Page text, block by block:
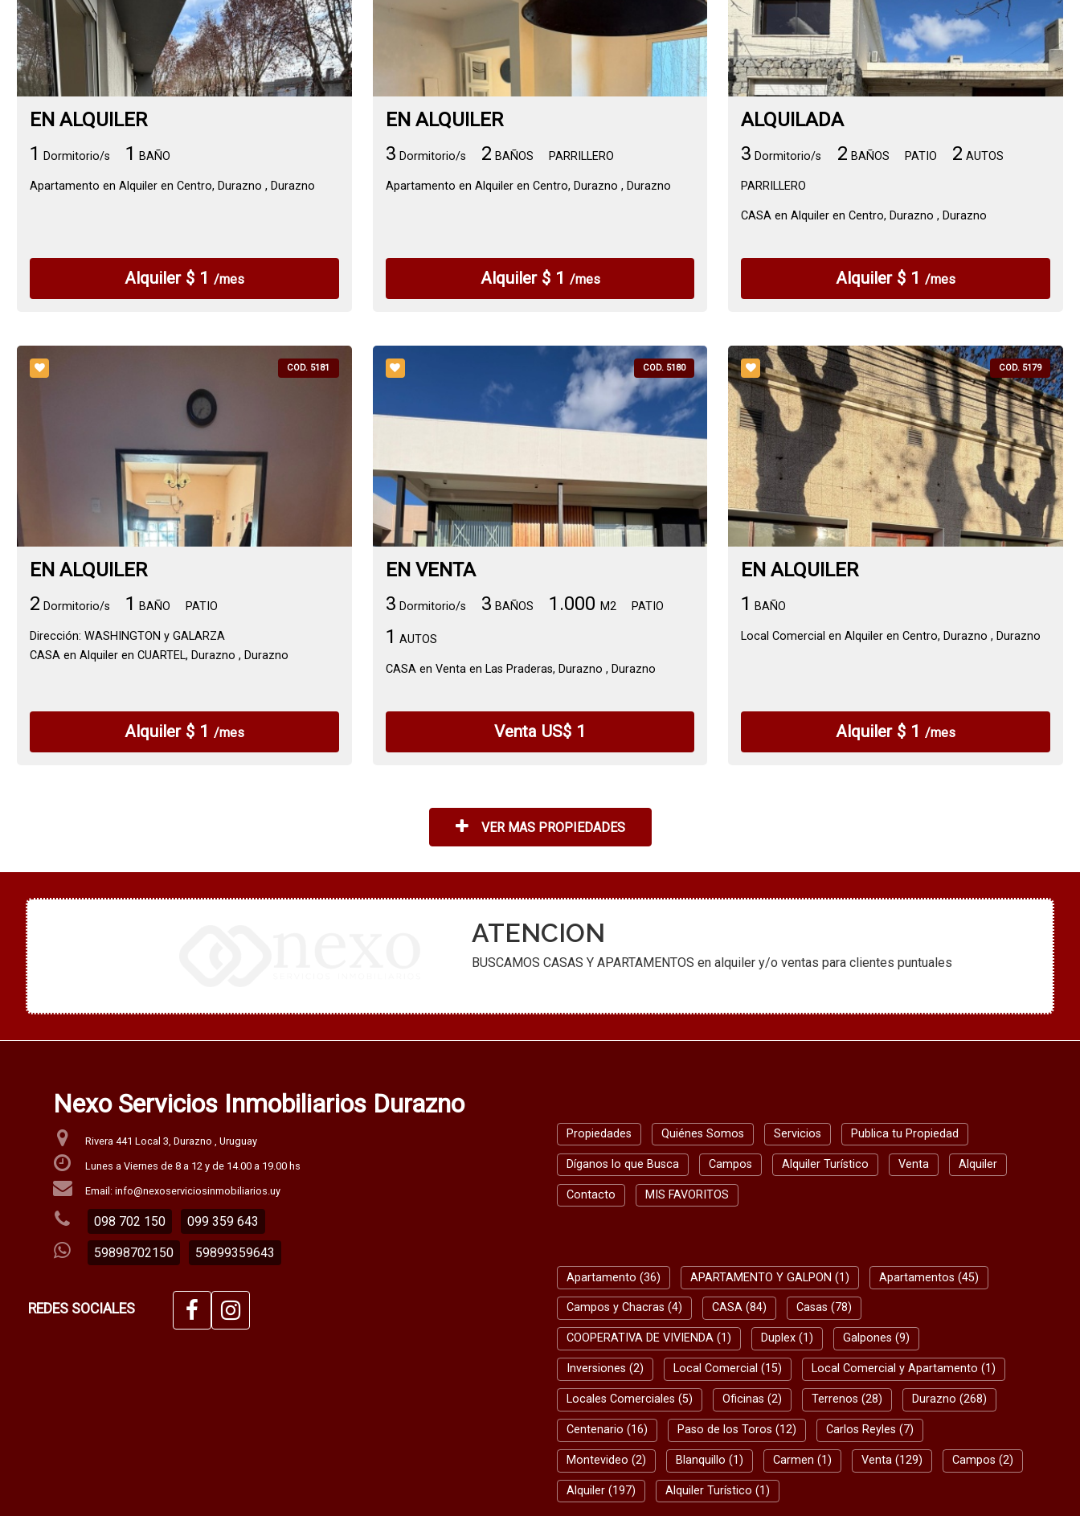
EN ALQUILER
1 Dormitorio/s 1 BAÑO
Apartamento en Alquiler en Centro, Durazno , Durazno
Alquiler $ 1 /mes
EN ALQUILER
3 Dormitorio/s 2 BAÑOS PARRILLERO
Apartamento en Alquiler en Centro, Durazno , Durazno
Alquiler $ 1 /mes
ALQUILADA
3 Dormitorio/s 2 BAÑOS PATIO 2 AUTOS
PARRILLERO
CASA en Alquiler en Centro, Durazno , Durazno
Alquiler $ 1/mes
COD. 5181
EN ALQUILER
2 Dormitorio/s 1 BAÑO PATIO
Dirección: WASHINGTON y GALARZA
CASA en Alquiler en CUARTEL, Durazno , Durazno
Alquiler $ 1 /mes
COD. 5180
EN VENTA
3 Dormitorio/s 3 BAÑOS 1.000M2 PATIO
1 AUTOS
CASA en Venta en Las Praderas, Durazno , Durazno
Venta US$ 1
COD. 5179
EN ALQUILER
1 BAÑO
Local Comercial en Alquiler en Centro, Durazno , Durazno
Alquiler $ 1 /mes
VER MAS PROPIEDADES
ATENCION
BUSCAMOS CASAS Y APARTAMENTOS en alquiler y/o ventas para clientes puntuales
Nexo Servicios Inmobiliarios Durazno
Rivera 441 Local 3, Durazno , Uruguay
Lunes a Viernes de 8 a 12 y de 14.00 a 19.00 hs
Email: info@nexoserviciosinmobiliarios.uy
098 702 150 099 359 643
59898702150 59899359643
REDES SOCIALES
Propiedades Quiénes Somos Servicios Publica tu Propiedad
Díganos lo que Busca Campos Alquiler Turístico Venta Alquiler
Contacto MIS FAVORITOS
Apartamento (36) APARTAMENTO Y GALPON (1) Apartamentos (45)
Campos y Chacras (4) CASA (84) Casas (78)
COOPERATIVA DE VIVIENDA (1) Duplex (1) Galpones (9)
Inversiones (2) Local Comercial (15) Local Comercial y Apartamento (1)
Locales Comerciales (5) Oficinas (2) Terrenos (28) Durazno (268)
Centenario (16) Paso de los Toros (12) Carlos Reyles (7)
Montevideo (2) Blanquillo (1) Carmen (1) Venta (129) Campos (2)
Alquiler (197) Alquiler Turístico (1)